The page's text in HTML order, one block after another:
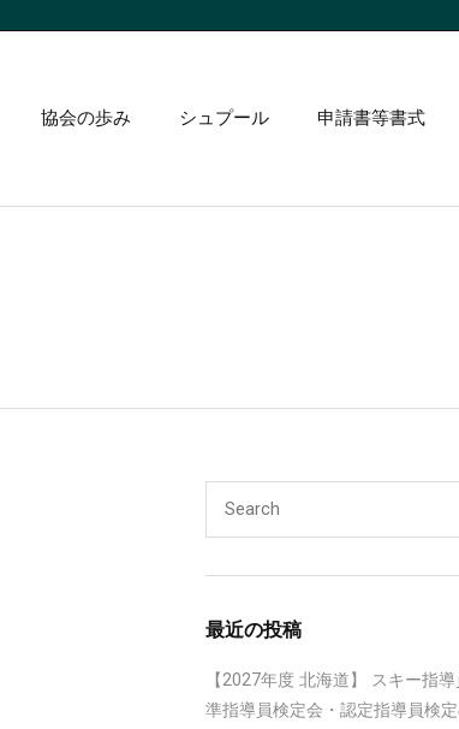
協会の歩み シュプール 申請書等書式
最近の投稿
【2027年度 北海道】 スキー指導
準指導員検定会・認定指導員検